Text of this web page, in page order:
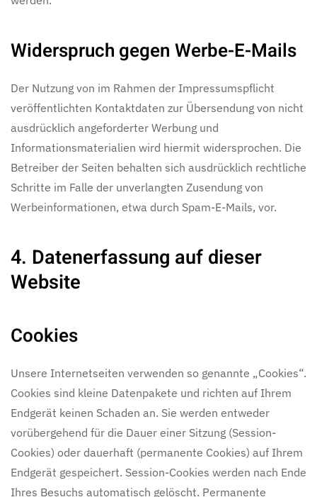
Widerspruch gegen Werbe-E-Mails
Der Nutzung von im Rahmen der Impressumspflicht
veröffentlichten Kontaktdaten zur Übersendung von nicht
ausdrücklich angeforderter Werbung und
Informationsmaterialien wird hiermit widersprochen. Die
Betreiber der Seiten behalten sich ausdrücklich rechtliche
Schritte im Falle der unverlangten Zusendung von
Werbeinformationen, etwa durch Spam-E-Mails, vor.
4. Datenerfassung auf dieser
Website
Cookies
Unsere Internetseiten verwenden so genannte „Cookies“.
Cookies sind kleine Datenpakete und richten auf Ihrem
Endgerät keinen Schaden an. Sie werden entweder
vorübergehend für die Dauer einer Sitzung (Session-
Cookies) oder dauerhaft (permanente Cookies) auf Ihrem
Endgerät gespeichert. Session-Cookies werden nach Ende
Ihres Besuchs automatisch gelöscht. Permanente